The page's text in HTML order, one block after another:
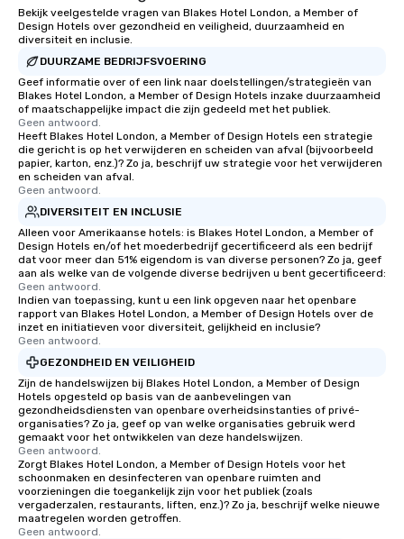
Bekijk veelgestelde vragen van Blakes Hotel London, a Member of
Design Hotels over gezondheid en veiligheid, duurzaamheid en
diversiteit en inclusie.
DUURZAME BEDRIJFSVOERING
Geef informatie over of een link naar doelstellingen/strategieën van
Blakes Hotel London, a Member of Design Hotels inzake duurzaamheid
of maatschappelijke impact die zijn gedeeld met het publiek.
Geen antwoord.
Heeft Blakes Hotel London, a Member of Design Hotels een strategie
die gericht is op het verwijderen en scheiden van afval (bijvoorbeeld
papier, karton, enz.)? Zo ja, beschrijf uw strategie voor het verwijderen
en scheiden van afval.
Geen antwoord.
DIVERSITEIT EN INCLUSIE
Alleen voor Amerikaanse hotels: is Blakes Hotel London, a Member of
Design Hotels en/of het moederbedrijf gecertificeerd als een bedrijf
dat voor meer dan 51% eigendom is van diverse personen? Zo ja, geef
aan als welke van de volgende diverse bedrijven u bent gecertificeerd:
Geen antwoord.
Indien van toepassing, kunt u een link opgeven naar het openbare
rapport van Blakes Hotel London, a Member of Design Hotels over de
inzet en initiatieven voor diversiteit, gelijkheid en inclusie?
Geen antwoord.
GEZONDHEID EN VEILIGHEID
Zijn de handelswijzen bij Blakes Hotel London, a Member of Design
Hotels opgesteld op basis van de aanbevelingen van
gezondheidsdiensten van openbare overheidsinstanties of privé-
organisaties? Zo ja, geef op van welke organisaties gebruik werd
gemaakt voor het ontwikkelen van deze handelswijzen.
Geen antwoord.
Zorgt Blakes Hotel London, a Member of Design Hotels voor het
schoonmaken en desinfecteren van openbare ruimten and
voorzieningen die toegankelijk zijn voor het publiek (zoals
vergaderzalen, restaurants, liften, enz.)? Zo ja, beschrijf welke nieuwe
maatregelen worden getroffen.
Geen antwoord.